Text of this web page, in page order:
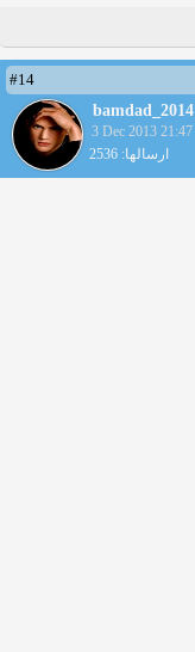
#14
bamdad_2014
3 Dec 2013 21:47
ارسالها: 2536